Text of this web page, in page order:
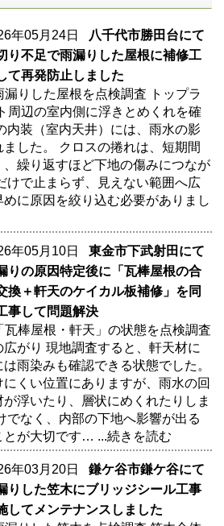
年05月24日
八千代市勝田台にて
り不足で雨漏りした屋根に補修工
て再発防止しました
りした屋根を点検調査 トップラ
周辺の室内側に浮きとめくれを確
内装（室内天井）には、雨水の影
した。 クロスの捲れは、短期間
繰り返すほど下地の傷みにつなが
けで止まらず、見えない範囲へ広
に原因を絞り込む必要がありまし
年05月10日 東金市下武射田にて
りの原因特定後に「瓦棒屋根の合
換＋軒天のケイカル板補修」を同
事して問題解決
棒屋根・軒天」の状態を点検調査
がり 現地調査すると、軒天材に
雨染みも確認できる状態でした。
くい位置にありますが、雨水の回
浮いたり、層状にめくれたりしま
でなく、内部の下地へ影響が出る
とが大切です… ...続きを読む
年03月20日 鎌ケ谷市鎌ケ谷にて
りした笠木にブリッジシール工事
してメンテナンスしました